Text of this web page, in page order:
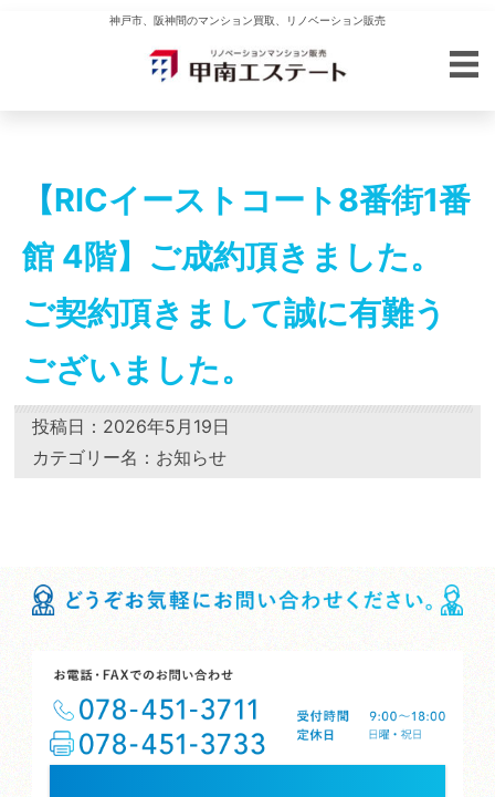
神戸市、阪神間のマンション買取、リノベーション販売
【RICイーストコート8番街1番
館 4階】ご成約頂きました。
ご契約頂きまして誠に有難う
ございました。
投稿日：2026年5月19日
カテゴリー名： お知らせ